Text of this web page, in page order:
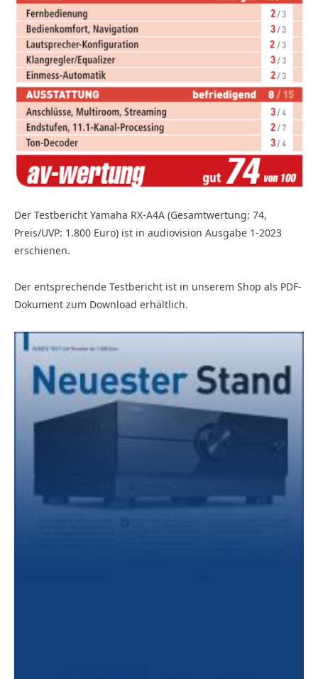
Der Testbericht Yamaha RX-A4A (Gesamtwertung: 74,
Preis/UVP: 1.800 Euro) ist in audiovision Ausgabe 1-2023
erschienen.
Der entsprechende Testbericht ist in unserem Shop als PDF-
Dokument zum Download erhältlich.